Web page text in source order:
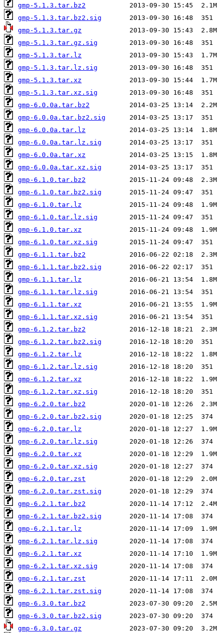
gmp-5.1.3.tar.bz2
gmp-5.1.3.tar.bz2.sig
gmp-5.1.3.tar.gz
gmp-5.1.3.tar.gz.sig
gmp-5.1.3.tar.lz
gmp-5.1.3.tar.lz.sig
gmp-5.1.3.tar.xz
gmp-5.1.3.tar.xz.sig
gmp-6.0.0a.tar.bz2
gmp-6.0.0a.tar.bz2.sig
gmp-6.0.0a.tar.lz
gmp-6.0.0a.tar.lz.sig
gmp-6.0.0a.tar.xz
gmp-6.0.0a.tar.xz.sig
gmp-6.1.0.tar.bz2
gmp-6.1.0.tar.bz2.sig
gmp-6.1.0.tar.lz
gmp-6.1.0.tar.lz.sig
gmp-6.1.0.tar.xz
gmp-6.1.0.tar.xz.sig
gmp-6.1.1.tar.bz2
gmp-6.1.1.tar.bz2.sig
gmp-6.1.1.tar.lz
gmp-6.1.1.tar.lz.sig
gmp-6.1.1.tar.xz
gmp-6.1.1.tar.xz.sig
gmp-6.1.2.tar.bz2
gmp-6.1.2.tar.bz2.sig
gmp-6.1.2.tar.lz
gmp-6.1.2.tar.lz.sig
gmp-6.1.2.tar.xz
gmp-6.1.2.tar.xz.sig
gmp-6.2.0.tar.bz2
gmp-6.2.0.tar.bz2.sig
gmp-6.2.0.tar.lz
gmp-6.2.0.tar.lz.sig
gmp-6.2.0.tar.xz
gmp-6.2.0.tar.xz.sig
gmp-6.2.0.tar.zst
gmp-6.2.0.tar.zst.sig
gmp-6.2.1.tar.bz2
gmp-6.2.1.tar.bz2.sig
gmp-6.2.1.tar.lz
gmp-6.2.1.tar.lz.sig
gmp-6.2.1.tar.xz
gmp-6.2.1.tar.xz.sig
gmp-6.2.1.tar.zst
gmp-6.2.1.tar.zst.sig
gmp-6.3.0.tar.bz2
gmp-6.3.0.tar.bz2.sig
gmp-6.3.0.tar.gz